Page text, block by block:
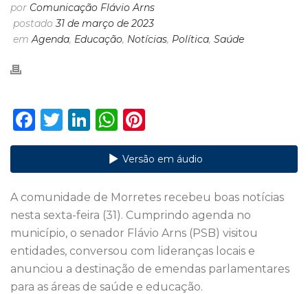
por Comunicação Flávio Arns
postado31 de março de 2023
emAgenda, Educação, Notícias, Política, Saúde
F
a
b
o
o
k
T
w
te
r
Li
n
e
dI
n
W
h
a
A
p
p
n
te
st
Versão em áudio
A comunidade de Morretes recebeu boas notícias
nesta sexta-feira (31). Cumprindo agenda no
município, o senador Flávio Arns (PSB) visitou
entidades, conversou com lideranças locais e
anunciou a destinação de emendas parlamentares
para as áreas de saúde e educação.